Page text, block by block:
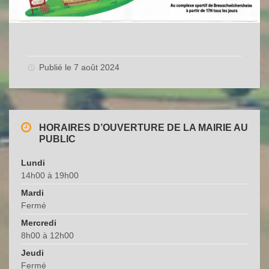
Publié le 7 août 2024
HORAIRES D’OUVERTURE DE LA MAIRIE AU
PUBLIC
Lundi
14h00 à 19h00
Mardi
Fermé
Mercredi
8h00 à 12h00
Jeudi
Fermé